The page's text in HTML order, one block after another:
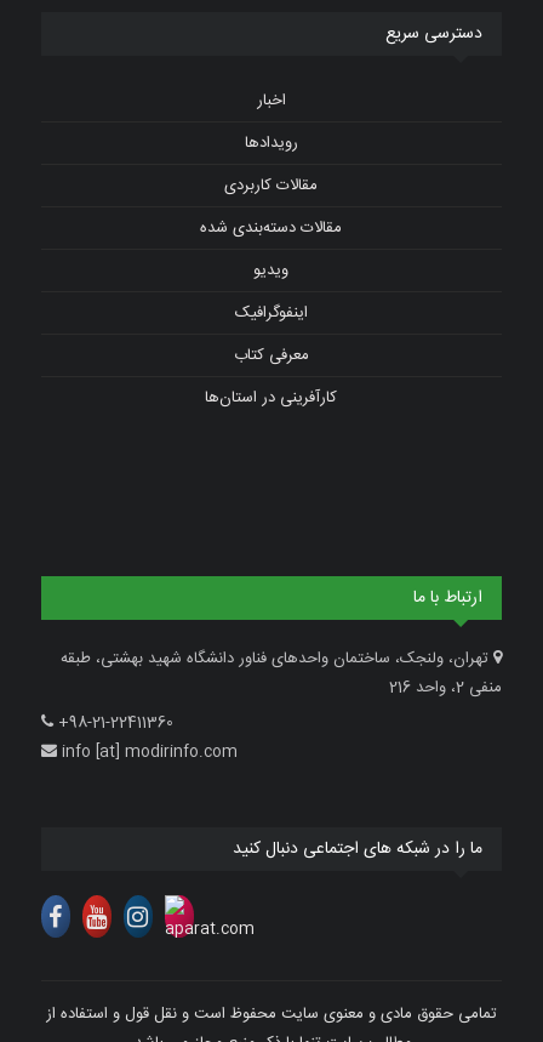
دسترسی سریع
اخبار
رویدادها
مقالات کاربردی
مقالات دسته‌بندی شده
ویدیو
اینفوگرافیک
معرفی کتاب
کارآفرینی در استان‌ها
ارتباط با ما
تهران، ولنجک، ساختمان واحدهای فناور دانشگاه شهید بهشتی، طبقه
منفی 2، واحد 216
+98-21-22411360
info [at] modirinfo.com
ما را در شبکه های اجتماعی دنبال کنید
تمامی حقوق مادی و معنوی سایت محفوظ است و نقل قول و استفاده از